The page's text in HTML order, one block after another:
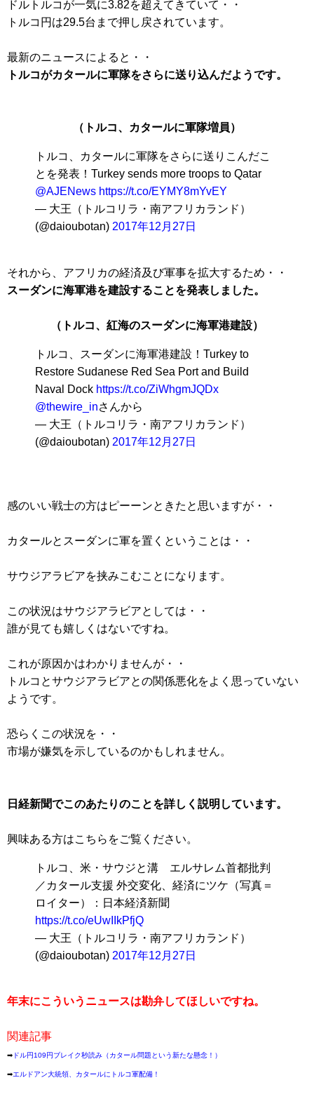
ドルトルコが一気に3.82を超えてきていて・・
トルコ円は29.5台まで押し戻されています。
最新のニュースによると・・
トルコがカタールに軍隊をさらに送り込んだようです。
（トルコ、カタールに軍隊増員）
トルコ、カタールに軍隊をさらに送りこんだこ
とを発表！Turkey sends more troops to Qatar
@AJENews https://t.co/EYMY8mYvEY
— 大王（トルコリラ・南アフリカランド）
(@daioubotan) 2017年12月27日
それから、アフリカの経済及び軍事を拡大するため・・
スーダンに海軍港を建設することを発表しました。
（トルコ、紅海のスーダンに海軍港建設）
トルコ、スーダンに海軍港建設！Turkey to
Restore Sudanese Red Sea Port and Build
Naval Dock https://t.co/ZiWhgmJQDx
@thewire_inさんから
— 大王（トルコリラ・南アフリカランド）
(@daioubotan) 2017年12月27日
感のいい戦士の方はピーーンときたと思いますが・・
カタールとスーダンに軍を置くということは・・
サウジアラビアを挟みこむことになります。
この状況はサウジアラビアとしては・・
誰が見ても嬉しくはないですね。
これが原因かはわかりませんが・・
トルコとサウジアラビアとの関係悪化をよく思っていない
ようです。
恐らくこの状況を・・
市場が嫌気を示しているのかもしれません。
日経新聞でこのあたりのことを詳しく説明しています。
興味ある方はこちらをご覧ください。
トルコ、米・サウジと溝 エルサレム首都批判
／カタール支援 外交変化、経済にツケ（写真＝
ロイター）：日本経済新聞
https://t.co/eUwIIkPfjQ
— 大王（トルコリラ・南アフリカランド）
(@daioubotan) 2017年12月27日
年末にこういうニュースは勘弁してほしいですね。
関連記事
➡ ドル円109円ブレイク秒読み（カタール問題という新たな懸念！）
➡エルドアン大統領、カタールにトルコ軍配備！